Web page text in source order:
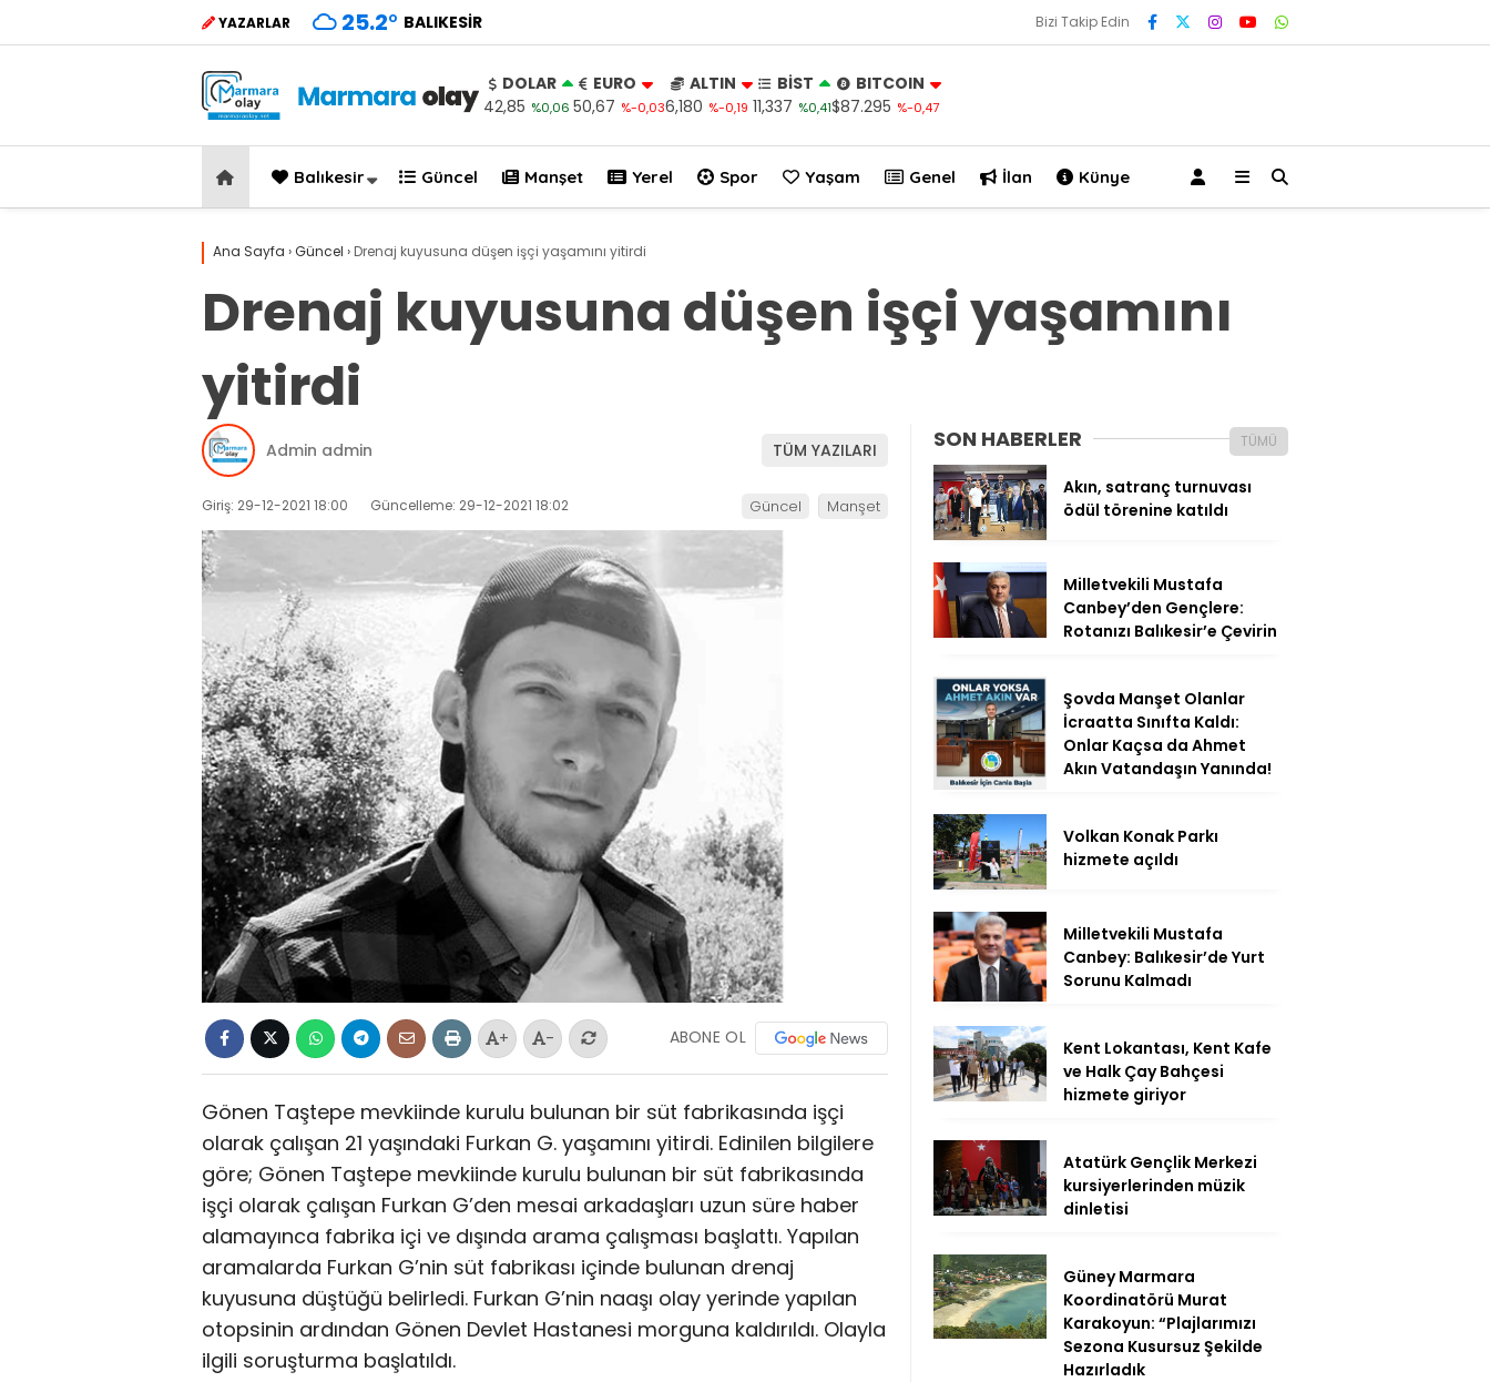
YAZARLAR 25.2° BALIKESIR Bizi Takip Edin
DOLAR
42,85 %0,06
EURO
50,67 %-0,03
ALTIN
6,180 %-0,19
BİST
11,337 %0,41
BITCOIN
$87.295 %-0,47
Balıkesir Güncel Manşet Yerel Spor Yaşam Genel İlan Künye
Ana Sayfa ›Güncel › Drenaj kuyusuna düşen işçi yaşamını yitirdi
Drenaj kuyusuna düşen işçi yaşamını
yitirdi
Admin admin TÜM YAZILARI
Giriş: 29-12-2021 18:00 Güncelleme: 29-12-2021 18:02 Güncel Manşet
+ - ABONE OL
Gönen Taştepe mevkiinde kurulu bulunan bir süt fabrikasında işçi
olarak çalışan 21 yaşındaki Furkan G. yaşamını yitirdi. Edinilen bilgilere
göre; Gönen Taştepe mevkiinde kurulu bulunan bir süt fabrikasında
işçi olarak çalışan Furkan G’den mesai arkadaşları uzun süre haber
alamayınca fabrika içi ve dışında arama çalışması başlattı. Yapılan
aramalarda Furkan G’nin süt fabrikası içinde bulunan drenaj
kuyusuna düştüğü belirledi. Furkan G’nin naaşı olay yerinde yapılan
otopsinin ardından Gönen Devlet Hastanesi morguna kaldırıldı. Olayla
ilgili soruşturma başlatıldı.
SON HABERLER TÜMÜ
Akın, satranç turnuvası
ödül törenine katıldı
Milletvekili Mustafa
Canbey’den Gençlere:
Rotanızı Balıkesir’e Çevirin
Şovda Manşet Olanlar
İcraatta Sınıfta Kaldı:
Onlar Kaçsa da Ahmet
Akın Vatandaşın Yanında!
Volkan Konak Parkı
hizmete açıldı
Milletvekili Mustafa
Canbey: Balıkesir’de Yurt
Sorunu Kalmadı
Kent Lokantası, Kent Kafe
ve Halk Çay Bahçesi
hizmete giriyor
Atatürk Gençlik Merkezi
kursiyerlerinden müzik
dinletisi
Güney Marmara
Koordinatörü Murat
Karakoyun: “Plajlarımızı
Sezona Kusursuz Şekilde
Hazırladık